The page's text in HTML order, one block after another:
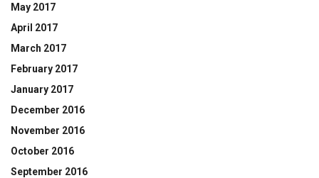
May 2017
April 2017
March 2017
February 2017
January 2017
December 2016
November 2016
October 2016
September 2016